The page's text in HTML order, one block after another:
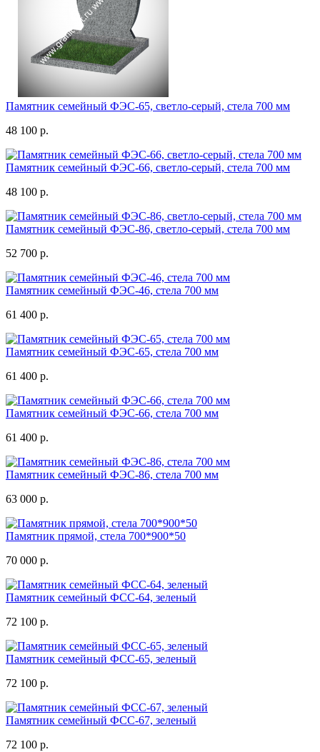
Памятник семейный ФЭС-65, светло-серый, стела 700 мм
48 100 р.
Памятник семейный ФЭС-66, светло-серый, стела 700 мм
48 100 р.
Памятник семейный ФЭС-86, светло-серый, стела 700 мм
52 700 р.
Памятник семейный ФЭС-46, стела 700 мм
61 400 р.
Памятник семейный ФЭС-65, стела 700 мм
61 400 р.
Памятник семейный ФЭС-66, стела 700 мм
61 400 р.
Памятник семейный ФЭС-86, стела 700 мм
63 000 р.
Памятник прямой, стела 700*900*50
70 000 р.
Памятник семейный ФСС-64, зеленый
72 100 р.
Памятник семейный ФСС-65, зеленый
72 100 р.
Памятник семейный ФСС-67, зеленый
72 100 р.